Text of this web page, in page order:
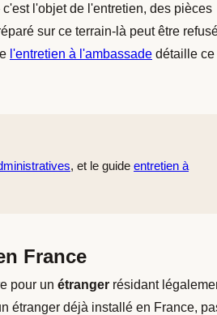
l'objet de l'entretien, des pièces
sur ce terrain-là peut être
l'entretien à l'ambassade détaille ce
, et le guide entretien à
France
pour un étranger résidant
étranger déjà installé en France,